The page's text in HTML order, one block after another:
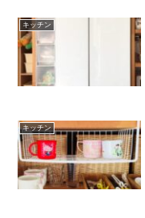
キッチン
キッチン